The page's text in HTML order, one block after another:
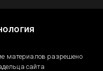
материалов разрешено
сайта